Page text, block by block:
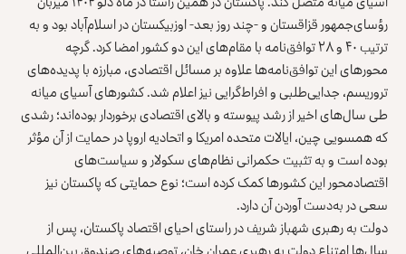
رؤسای‌جمهور قزاقستان و -چند روز بعد- اوزبیکستان در اسلام‌آباد بود و به‌
ترتیب ۴۰ و ۲۸ توافق‌نامه با مقام‌های این دو کشور امضا کرد. گرچه
محورهای این توافق‌نامه‌ها علاوه بر مسائل اقتصادی، مبارزه با پدیده‌های
تروریسم، جدایی‌طلبی و افراط‌گرایی نیز اعلام شد. کشورهای آسیای میانه
طی سال‌های اخیر از رشد پیوسته و بالای اقتصادی برخوردار بوده‌اند؛ رشدی
که همسویی چین، ایالات متحده‌ امریکا و اتحادیه اروپا در حمایت از آن مؤثر
بوده است و به تثبیت حکمرانی نظام‌های سکولار و سیاست‌های
اقتصادمحور این کشورها کمک کرده است؛ نوع حمایتی که پاکستان نیز
سعی در به‌دست آوردن آن دارد.
دولت به رهبری شهباز شریف در راستای احیای اقتصاد پاکستان، پس از